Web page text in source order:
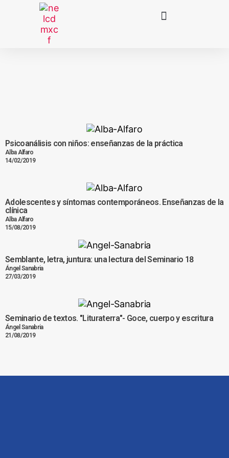
Psicoanálisis con niños: enseñanzas de la práctica
Alba Alfaro
14/02/2019
Adolescentes y síntomas contemporáneos. Enseñanzas de la
clínica
Alba Alfaro
15/08/2019
Semblante, letra, juntura: una lectura del Seminario 18
Ángel Sanabria
27/03/2019
Seminario de textos. "Lituraterra"- Goce, cuerpo y escritura
Ángel Sanabria
21/08/2019